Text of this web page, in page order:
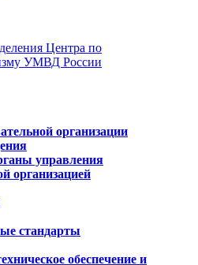
Центра по
УМВД России
организации
управления
организацией
стандарты
обеспечение и